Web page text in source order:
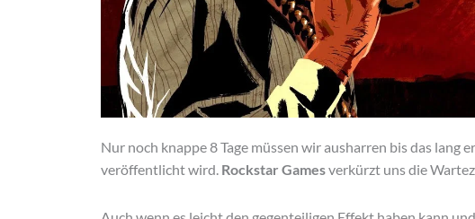
Nur noch knappe 8 Tage müssen wir ausharren bis das lang
veröffentlicht wird. Rockstar Gamesverkürzt uns die